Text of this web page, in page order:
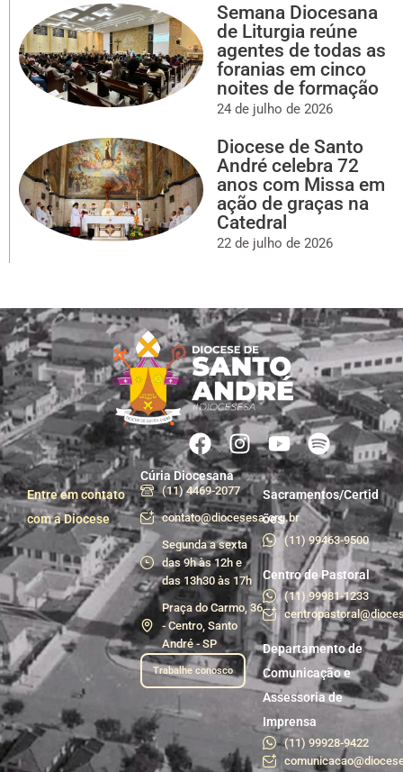
Semana Diocesana
de Liturgia reúne
agentes de todas as
foranias em cinco
noites de formação
24 de julho de 2026
Diocese de Santo
André celebra 72
anos com Missa em
ação de graças na
Catedral
22 de julho de 2026
Entre em contato
com a Diocese
Cúria Diocesana
(11) 4469-2077
contato@diocesesa.org.br
Segunda a sexta
das 9h às 12h e
das 13h30 às 17h
Praça do Carmo, 36
- Centro, Santo
André - SP
Trabalhe conosco
Sacramentos/Certid
ões
(11) 99463-9500
Centro de Pastoral
(11) 99981-1233
Departamento de
Comunicação e
Assessoria de
Imprensa
(11) 99928-9422